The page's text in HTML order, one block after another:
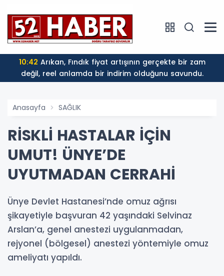
10:42
değil, reel anlamda bir indirim olduğunu savundu.
Anasayfa SAĞLIK
RİSKLİ HASTALAR İÇİN
UMUT! ÜNYE’DE
UYUTMADAN CERRAHİ
Ünye Devlet Hastanesi’nde omuz ağrısı
şikayetiyle başvuran 42 yaşındaki Selvinaz
Arslan’a, genel anestezi uygulanmadan,
rejyonel (bölgesel) anestezi yöntemiyle omuz
ameliyatı yapıldı.